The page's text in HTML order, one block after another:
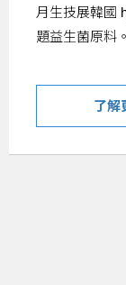
月生技展韓國
題益生菌原料。
了解